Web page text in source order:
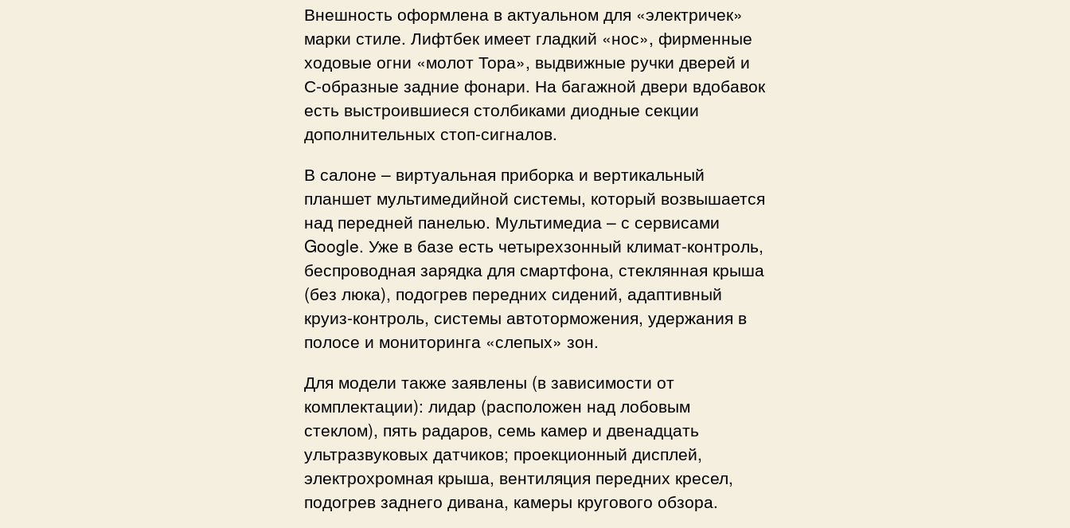
Внешность оформлена в актуальном для «электричек»
марки стиле. Лифтбек имеет гладкий «нос», фирменные
ходовые огни «молот Тора», выдвижные ручки дверей и
С-образные задние фонари. На багажной двери вдобавок
есть выстроившиеся столбиками диодные секции
дополнительных стоп-сигналов.
В салоне – виртуальная приборка и вертикальный
планшет мультимедийной системы, который возвышается
над передней панелью. Мультимедиа – с сервисами
Google. Уже в базе есть четырехзонный климат-контроль,
беспроводная зарядка для смартфона, стеклянная крыша
(без люка), подогрев передних сидений, адаптивный
круиз-контроль, системы автоторможения, удержания в
полосе и мониторинга «слепых» зон.
Для модели также заявлены (в зависимости от
комплектации): лидар (расположен над лобовым
стеклом), пять радаров, семь камер и двенадцать
ультразвуковых датчиков; проекционный дисплей,
электрохромная крыша, вентиляция передних кресел,
подогрев заднего дивана, камеры кругового обзора.